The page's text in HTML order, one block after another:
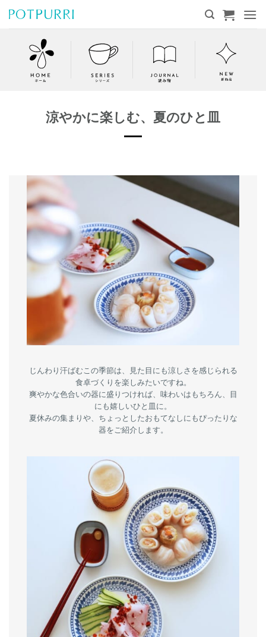
涼やかに楽しむ、夏のひと皿
じんわり汗ばむこの季節は、見た目にも涼しさを感じられる
食卓づくりを楽しみたいですね。
爽やかな色合いの器に盛りつければ、味わいはもちろん、目
にも嬉しいひと皿に。
夏休みの集まりや、ちょっとしたおもてなしにもぴったりな
器をご紹介します。